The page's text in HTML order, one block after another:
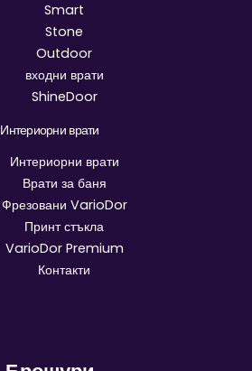
Smart
Stone
Outdoor
входни врати
ShineDoor
Интериорни врати
Интериорни врати
Врати за баня
Фрезовани VarioDor
Принт стъкла
VarioDor Premium
Контакти